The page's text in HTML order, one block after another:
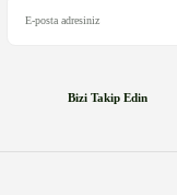
Bizi Takip Edin